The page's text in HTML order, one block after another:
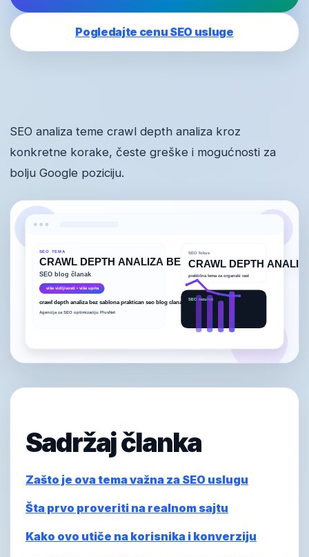
Pogledajte cenu SEO usluge
SEO analiza teme crawl depth analiza kroz
konkretne korake, česte greške i mogućnosti za
bolju Google poziciju.
Sadržaj članka
Zašto je ova tema važna za SEO uslugu
Šta prvo proveriti na realnom sajtu
Kako ovo utiče na korisnika i konverziju